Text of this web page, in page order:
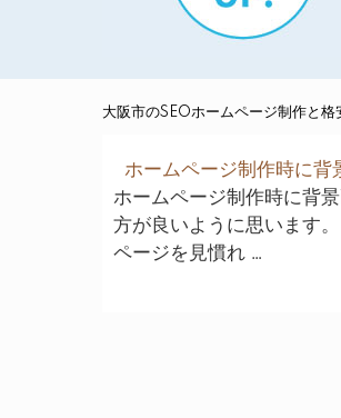
大阪市のSEOホームページ制作と格
ホームページ制作時に背
ホームページ制作時に背
方が良いように思います
ページを見慣れ …